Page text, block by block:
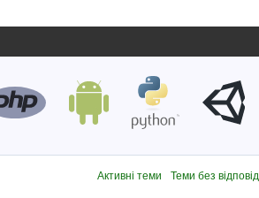
Активні теми Теми без